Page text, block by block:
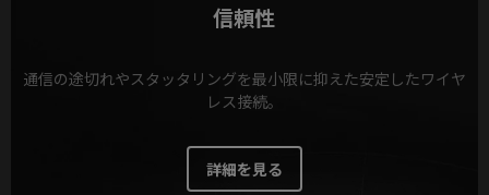
信頼性
通信の途切れやスタッタリングを最小限に抑えた安定したワイヤ
レス接続。
詳細を見る